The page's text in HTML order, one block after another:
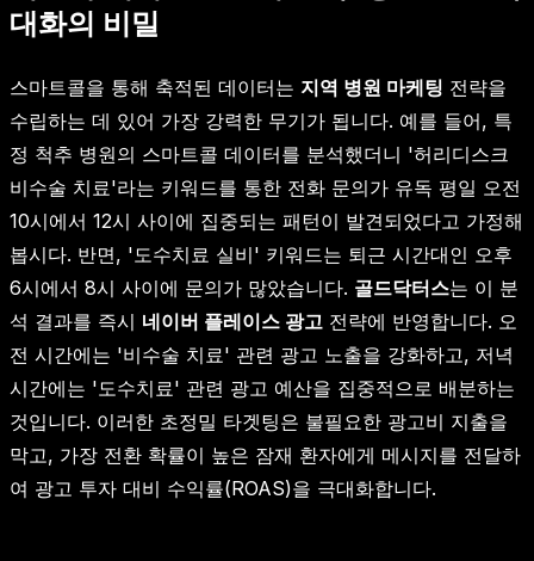
대화의 비밀
스마트콜을 통해 축적된 데이터는 지역 병원 마케팅 전략을
수립하는 데 있어 가장 강력한 무기가 됩니다. 예를 들어, 특
정 척추 병원의 스마트콜 데이터를 분석했더니 '허리디스크
비수술 치료'라는 키워드를 통한 전화 문의가 유독 평일 오전
10시에서 12시 사이에 집중되는 패턴이 발견되었다고 가정해
봅시다. 반면, '도수치료 실비' 키워드는 퇴근 시간대인 오후
6시에서 8시 사이에 문의가 많았습니다. 골드닥터스는 이 분
석 결과를 즉시 네이버 플레이스 광고 전략에 반영합니다. 오
전 시간에는 '비수술 치료' 관련 광고 노출을 강화하고, 저녁
시간에는 '도수치료' 관련 광고 예산을 집중적으로 배분하는
것입니다. 이러한 초정밀 타겟팅은 불필요한 광고비 지출을
막고, 가장 전환 확률이 높은 잠재 환자에게 메시지를 전달하
여 광고 투자 대비 수익률(ROAS)을 극대화합니다.